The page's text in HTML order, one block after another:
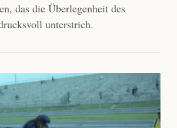
das die Überlegenheit des
unterstrich.